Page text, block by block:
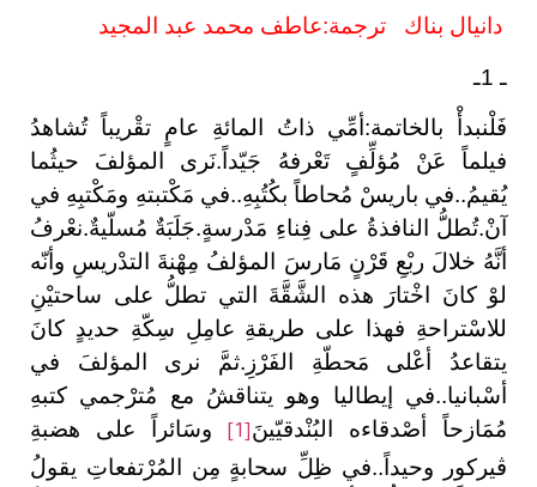
دانيال بناك ترجمة:عاطف محمد عبد المجيد
ـ 1ـ
فَلْنبدأْ بالخاتمة:أمِّي ذاتُ المائةِ عامٍ تقْريباً تُشاهدُ
فيلماً عَنْ مُؤلِّفٍ تَعْرفهُ جَيّداً.نَرى المؤلفَ حيثُما
يُقيمُ..في باريسْ مُحاطاً بكُتُبِهِ..في مَكْتبتهِ ومَكْتبِهِ في
آنْ.تُطلُّ النافذةُ على فِناءِ مَدْرسةٍ.جَلَبَةٌ مُسلّيةٌ.نعْرفُ
أنَّهُ خلالَ ربْعِ قَرْنٍ مَارسَ المؤلفُ مِهْنةَ التدْريسِ وأنّه
لوْ كانَ اخْتارَ هذه الشَّقَّةَ التي تطلُّ على ساحتيْنِ
للاسْتراحةِ فهذا على طريقةِ عامِلِ سِكّةِ حديدٍ كانَ
يتقاعدُ أعْلى مَحطّةِ الفَرْزِ.ثمَّ نرى المؤلفَ في
أسْبانيا..في إيطاليا وهو يتناقشُ مع مُترْجمي كتبهِ
مُمَازحاً أصْدقاءه البُنْدقيّينَ [1]
وسَائراً على هضبةِ
ڤيركور وحيداً..في ظِلِّ سحابةٍ مِن المُرْتفعاتِ يقولُ